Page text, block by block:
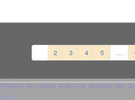
de cookies pour vous proposer des
2 3 4 5 …